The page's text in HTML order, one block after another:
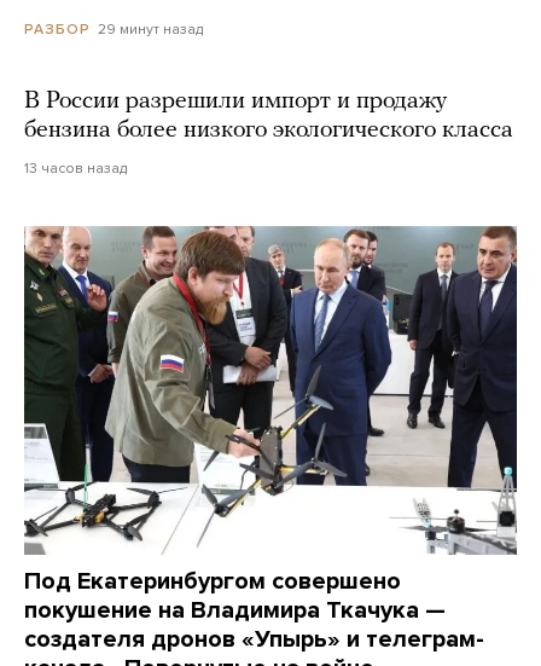
РАЗБОР 29 минут назад
В России разрешили импорт и продажу
бензина более низкого экологического класса
13 часов назад
Под Екатеринбургом совершено
покушение на Владимира Ткачука —
создателя дронов «Упырь» и телеграм-